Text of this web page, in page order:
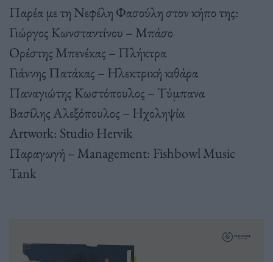
Παρέα με τη Νεφέλη Φασούλη στον κήπο της:
Γιώργος Κωνσταντίνου – Μπάσο
Ορέστης Μπενέκας – Πλήκτρα
Γιάννης Πατάκας – Ηλεκτρική κιθάρα
Παναγιώτης Κωστόπουλος – Τύμπανα
Βασίλης Αλεξόπουλος – Ηχοληψία
Artwork: Studio Hervik
Παραγωγή – Management: Fishbowl Music
Tank